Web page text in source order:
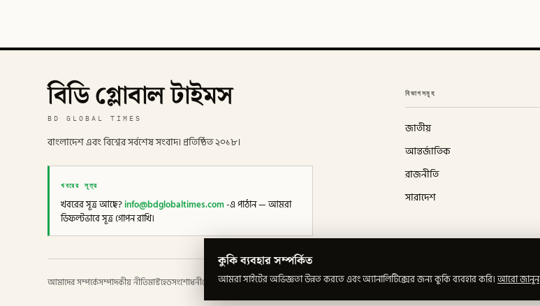
বিডি গ্লোবাল টাইমস
BD GLOBAL TIMES
বাংলাদেশ এবং বিশ্বের সর্বশেষ সংবাদ। প্রতিষ্ঠিত ২০১৮।
খবরের সূত্র
খবরের সূত্র আছে?info@bdglobaltimes.com-এ পাঠান — আমরা
ডিফল্টভাবে সূত্র গোপন রাখি।
বিভাগসমূহ
জাতীয়
আন্তর্জাতিক
রাজনীতি
সারাদেশ
আমাদের সম্পর্কেসম্পাদকীয় নীতিমাস্টহেডসংশোধনীগোপনীয়তাশর্তাবলী
কুকি ব্যবহার সম্পর্কিত
আমরা সাইটের অভিজ্ঞতা উন্নত করতে এবং অ্যানালিটিক্সের জন্য কুকি ব্যবহার করি।আরো জানুন